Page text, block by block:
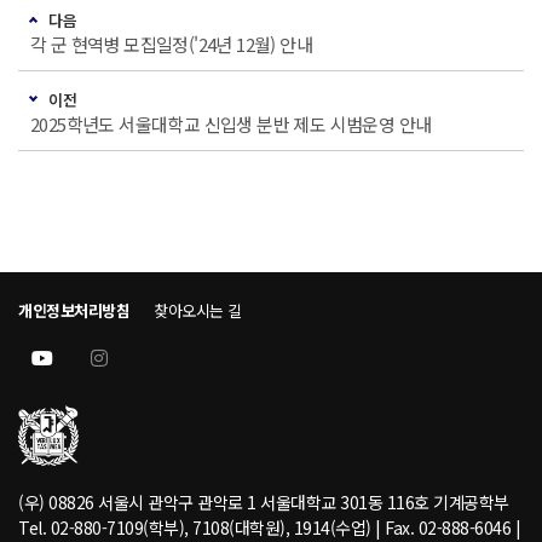
다음
각 군 현역병 모집일정('24년 12월) 안내
이전
2025학년도 서울대학교 신입생 분반 제도 시범운영 안내
개인정보처리방침 찾아오시는 길
(우) 08826 서울시 관악구 관악로 1 서울대학교 301동 116호 기계공학부
Tel. 02-880-7109(학부), 7108(대학원), 1914(수업) | Fax. 02-888-6046 |